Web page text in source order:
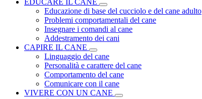
EDUCARE IL CANE
Educazione di base del cucciolo e del cane adulto
Problemi comportamentali del cane
Insegnare i comandi al cane
Addestramento dei cani
CAPIRE IL CANE
Linguaggio del cane
Personalità e carattere del cane
Comportamento del cane
Comunicare con il cane
VIVERE CON UN CANE